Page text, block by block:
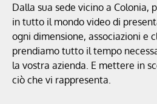
Dalla sua sede vicino a Colonia,
in tutto il mondo video di
ogni dimensione, associazioni e
prendiamo tutto il tempo
la vostra azienda. E mettere in
ciò che vi rappresenta.